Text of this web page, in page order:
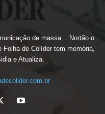
de massa... Nortão o
de Colíder tem memória,
e Atualiza.